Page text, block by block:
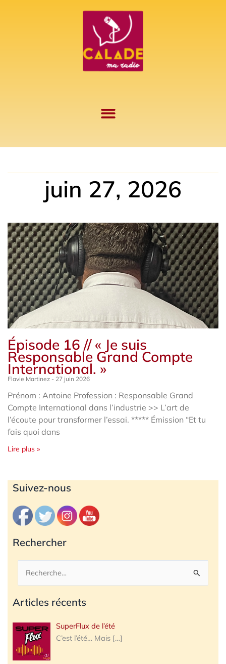
juin 27, 2026
Épisode 16 // « Je suis
Responsable Grand Compte
International. »
Flavie Martinez 27 juin 2026
Prénom : Antoine Profession : Responsable Grand
Compte International dans l’industrie >> L’art de
l’écoute pour transformer l’essai. ***** Émission “Et tu
fais quoi dans
Lire plus »
Suivez-nous
Rechercher
Rechercher :
Articles récents
SuperFlux de l’été
C’est l’été… Mais […]
Archives